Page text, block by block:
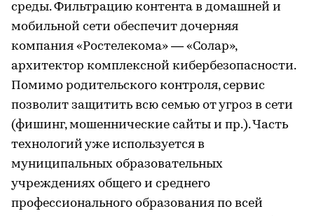
среды. Фильтрацию контента в домашней и
мобильной сети обеспечит дочерняя
компания «Ростелекома» — «Солар»,
архитектор комплексной кибербезопасности.
Помимо родительского контроля, сервис
позволит защитить всю семью от угроз в сети
(фишинг, мошеннические сайты и пр.). Часть
технологий уже используется в
муниципальных образовательных
учреждениях общего и среднего
профессионального образования по всей